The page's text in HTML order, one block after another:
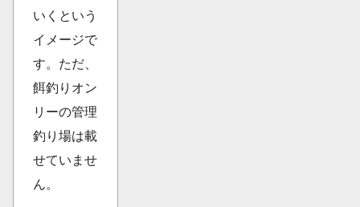
いくという
イメージで
す。ただ、
餌釣りオン
リーの管理
釣り場は載
せていませ
ん。